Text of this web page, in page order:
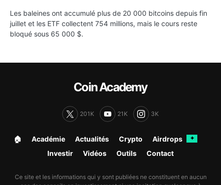
Les baleines ont accumulé plus de 20 000 bitcoins depuis fin
juillet et les ETF collectent 754 millions, mais le cours reste
bloqué sous 65 000 $.
Coin Academy
201K 21K 3K
🏠︎ Académie Actualités Crypto Airdrops ✦
Investir Vidéos Outils Contact
Ce site et les informations qui y sont publiées ne constituent en aucun